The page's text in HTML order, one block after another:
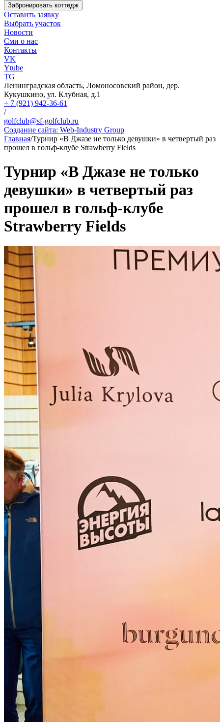
Забронировать коттедж
Оставить заявку
Выбрать участок
Новости
Сми о нас
Контакты
VK
Ytube
TG
Ленинградская область, Ломоносовский район, дер.
Кукушкино, ул. Клубная, д.1
+ 7 (921) 942-36-61
/
golfclub@sf-golfclub.ru
Создание сайта: Web-Industry Group
Главная/Турнир «В Джазе не только девушки» в четвертый раз
прошел в гольф-клубе Strawberry Fields
Турнир «В Джазе не только
девушки» в четвертый раз
прошел в гольф-клубе
Strawberry Fields